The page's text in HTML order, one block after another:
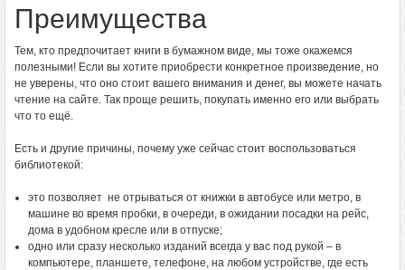
Преимущества
Тем, кто предпочитает книги в бумажном виде, мы тоже окажемся
полезными! Если вы хотите приобрести конкретное произведение, но
не уверены, что оно стоит вашего внимания и денег, вы можете начать
чтение на сайте. Так проще решить, покупать именно его или выбрать
что то ещё.
Есть и другие причины, почему уже сейчас стоит воспользоваться
библиотекой:
это позволяет не отрываться от книжки в автобусе или метро, в
машине во время пробки, в очереди, в ожидании посадки на рейс,
дома в удобном кресле или в отпуске;
одно или сразу несколько изданий всегда у вас под рукой – в
компьютере, планшете, телефоне, на любом устройстве, где есть